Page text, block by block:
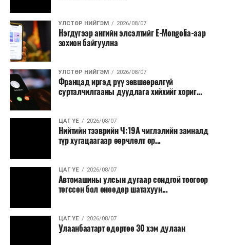
УЛСТӨР НИЙГЭМ 2026/08/07
Нэгдүгээр ангийн элсэлтийг E-Mongolia-аар
зохион байгуулна
УЛСТӨР НИЙГЭМ 2026/08/07
Францад иргэд рүү зөвшөөрөлгүй
сурталчилгааны дуудлага хийхийг хориг...
ЦАГ ҮЕ 2026/08/07
Нийтийн тээврийн Ч:19А чиглэлийн замналд
түр хугацаагаар өөрчлөлт ор...
ЦАГ ҮЕ 2026/08/07
Автомашины улсын дугаар сондгой тоогоор
төгссөн бол өнөөдөр шатахуун...
ЦАГ ҮЕ 2026/08/07
Улаанбаатарт өдөртөө 30 хэм дулаан